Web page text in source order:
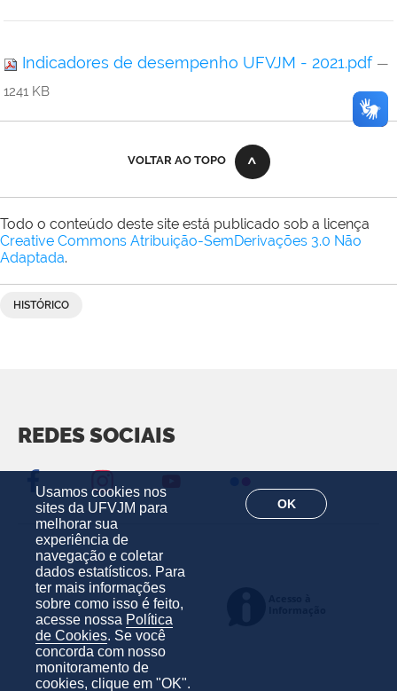
Usamos cookies nos
sites da UFVJM para
melhorar sua
experiência de
navegação e coletar
dados estatísticos. Para
ter mais informações
sobre como isso é feito,
acesse nossa Política
de Cookies. Se você
concorda com nosso
monitoramento de
cookies, clique em "OK".
OK
Indicadores de desempenho UFVJM - 2021.pdf —
1241 KB
VOLTAR AO TOPO
Todo o conteúdo deste site está publicado sob a licença
Creative Commons Atribuição-SemDerivações 3.0 Não
Adaptada.
HISTÓRICO
REDES SOCIAIS